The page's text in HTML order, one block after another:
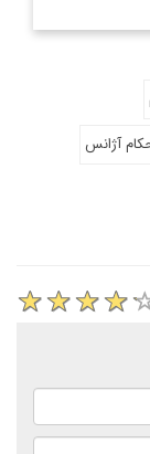
آژانس